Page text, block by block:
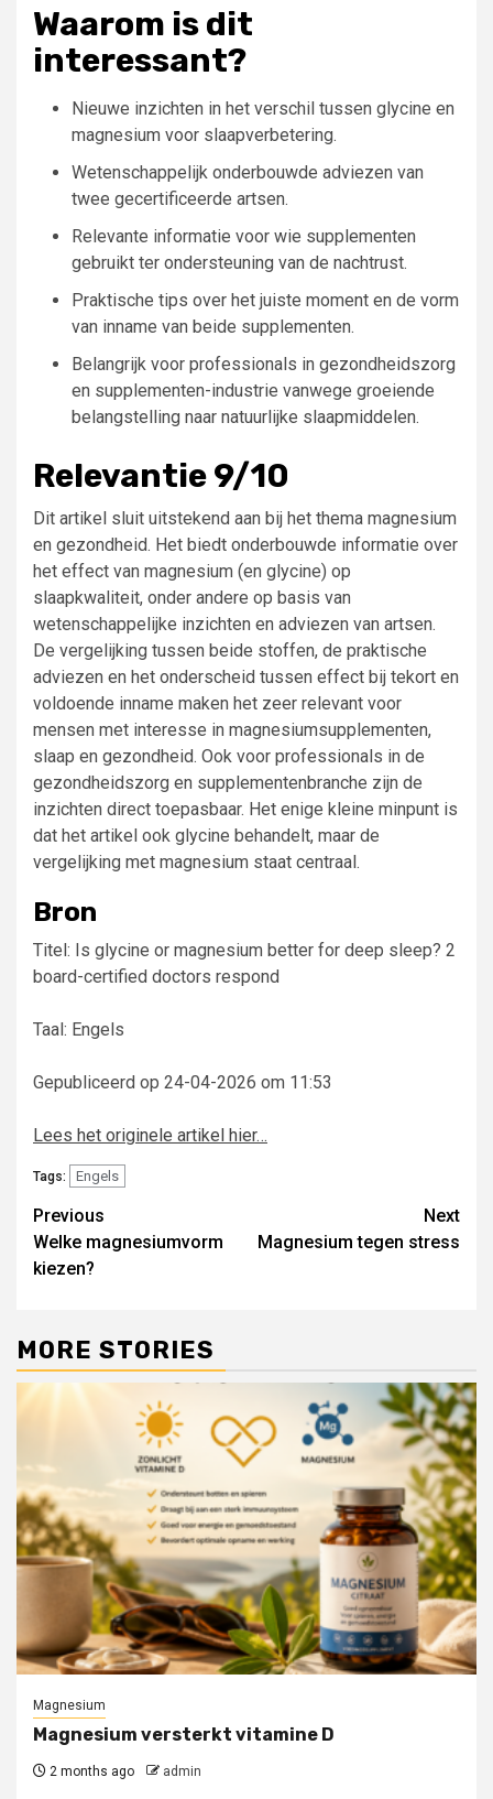
Waarom is dit
interessant?
Nieuwe inzichten in het verschil tussen glycine en
magnesium voor slaapverbetering.
Wetenschappelijk onderbouwde adviezen van
twee gecertificeerde artsen.
Relevante informatie voor wie supplementen
gebruikt ter ondersteuning van de nachtrust.
Praktische tips over het juiste moment en de vorm
van inname van beide supplementen.
Belangrijk voor professionals in gezondheidszorg
en supplementen-industrie vanwege groeiende
belangstelling naar natuurlijke slaapmiddelen.
Relevantie 9/10
Dit artikel sluit uitstekend aan bij het thema magnesium
en gezondheid. Het biedt onderbouwde informatie over
het effect van magnesium (en glycine) op
slaapkwaliteit, onder andere op basis van
wetenschappelijke inzichten en adviezen van artsen.
De vergelijking tussen beide stoffen, de praktische
adviezen en het onderscheid tussen effect bij tekort en
voldoende inname maken het zeer relevant voor
mensen met interesse in magnesiumsupplementen,
slaap en gezondheid. Ook voor professionals in de
gezondheidszorg en supplementenbranche zijn de
inzichten direct toepasbaar. Het enige kleine minpunt is
dat het artikel ook glycine behandelt, maar de
vergelijking met magnesium staat centraal.
Bron
Titel: Is glycine or magnesium better for deep sleep? 2
board-certified doctors respond
Taal: Engels
Gepubliceerd op 24-04-2026 om 11:53
Lees het originele artikel hier…
Tags: Engels
Post
navigation
Previous
Welke magnesiumvorm
kiezen?
Next
Magnesium tegen stress
MORE STORIES
Magnesium
Magnesium versterkt vitamine D
2 months ago admin